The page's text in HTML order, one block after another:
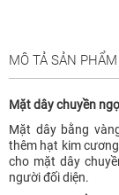
MÔ TẢ SẢN PHẨM
Mặt dây chuyền
Mặt dây bằng
thêm hạt kim
cho mặt dây
người đối diện.